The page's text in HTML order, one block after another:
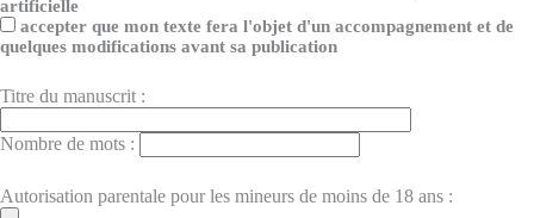
artificielle
accepter que mon texte fera l'objet d'un accompagnement et de
quelques modifications avant sa publication
Titre du manuscrit :
Nombre de mots :
Autorisation parentale pour les mineurs de moins de 18 ans :